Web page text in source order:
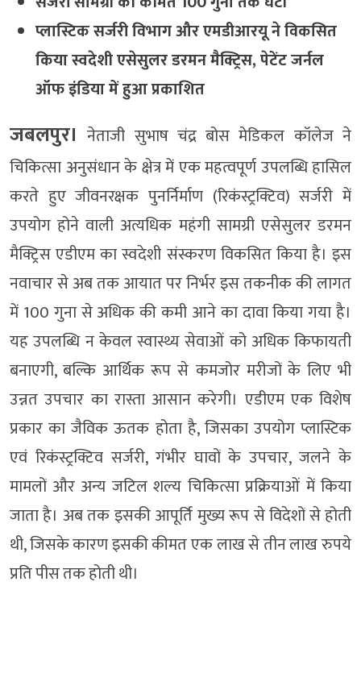
प्लास्टिक सर्जरी विभाग और एमडीआरयू ने विकसित
किया स्वदेशी एसेसुलर डरमन मैक्ट्रिस, पेटेंट जर्नल
ऑफ इंडिया में हुआ प्रकाशित
जबलपुर। नेताजी सुभाष चंद्र बोस मेडिकल कॉलेज ने
चिकित्सा अनुसंधान के क्षेत्र में एक महत्वपूर्ण उपलब्धि हासिल
करते हुए जीवनरक्षक पुनर्निर्माण (रिकंस्ट्रक्टिव) सर्जरी में
उपयोग होने वाली अत्यधिक महंगी सामग्री एसेसुलर डरमन
मैक्ट्रिस एडीएम का स्वदेशी संस्करण विकसित किया है। इस
नवाचार से अब तक आयात पर निर्भर इस तकनीक की लागत
में 100 गुना से अधिक की कमी आने का दावा किया गया है।
यह उपलब्धि न केवल स्वास्थ्य सेवाओं को अधिक किफायती
बनाएगी, बल्कि आर्थिक रूप से कमजोर मरीजों के लिए भी
उन्नत उपचार का रास्ता आसान करेगी। एडीएम एक विशेष
प्रकार का जैविक ऊतक होता है, जिसका उपयोग प्लास्टिक
एवं रिकंस्ट्रक्टिव सर्जरी, गंभीर घावों के उपचार, जलने के
मामलों और अन्य जटिल शल्य चिकित्सा प्रक्रियाओं में किया
जाता है। अब तक इसकी आपूर्ति मुख्य रूप से विदेशों से होती
थी, जिसके कारण इसकी कीमत एक लाख से तीन लाख रुपये
प्रति पीस तक होती थी।